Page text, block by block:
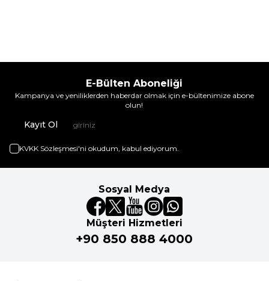
E-Bülten Aboneliği
Kampanya ve yeniliklerden haberdar olmak için e-bültenimize abone
olun!
Kayıt Ol
KVKK Sözleşmesi'ni okudum, kabul ediyorum.
Sosyal Medya
Müşteri Hizmetleri
+90 850 888 4000